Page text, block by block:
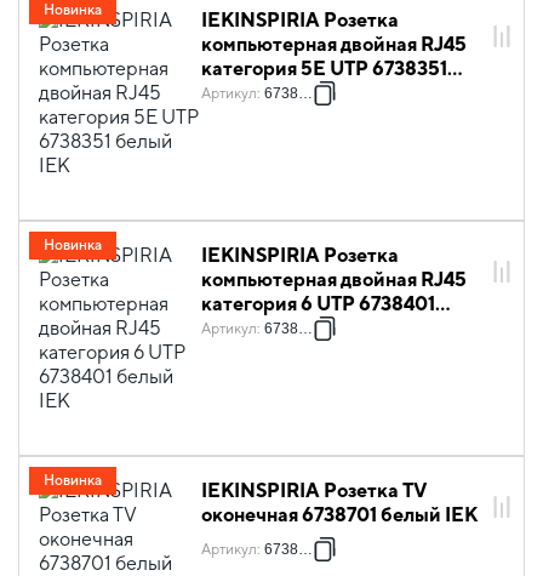
IEKINSPIRIA Розетка
компьютерная двойная RJ45
категория 5Е UTP 6738351
белый IEK
Артикул: 6738351
Новинка
IEKINSPIRIA Розетка
компьютерная двойная RJ45
категория 6 UTP 6738401
белый IEK
Артикул: 6738401
Новинка
IEKINSPIRIA Розетка TV
оконечная 6738701 белый IEK
Артикул: 6738701
Новинка